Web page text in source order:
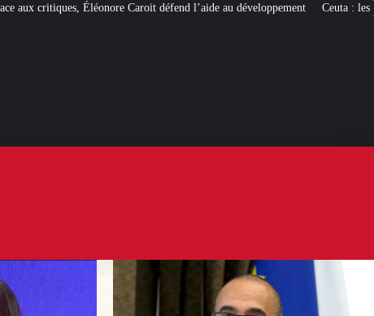
défend l’aide au développement Ceuta : les « ingérences étrangères »